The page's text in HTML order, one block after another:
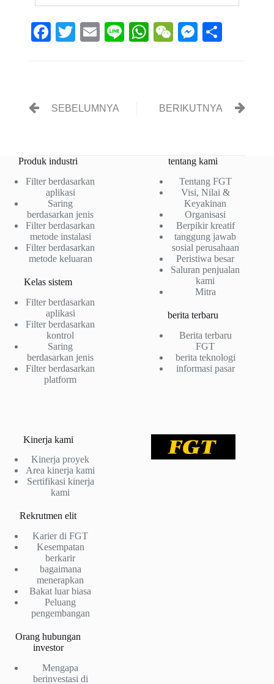
Fa T
E
Li
W
pp
W
t
M
er
SEBELUMNYA BERIKUTNYA
Produk industri
Filter berdasarkan
aplikasi
Saring
berdasarkan jenis
Filter berdasarkan
metode instalasi
Filter berdasarkan
metode keluaran
Kelas sistem
Filter berdasarkan
aplikasi
Filter berdasarkan
kontrol
Saring
berdasarkan jenis
Filter berdasarkan
platform
tentang kami
Tentang FGT
Visi, Nilai &
Keyakinan
Organisasi
Berpikir kreatif
tanggung jawab
sosial perusahaan
Peristiwa besar
Saluran penjualan
kami
Mitra
berita terbaru
Berita terbaru
FGT
berita teknologi
informasi pasar
Kinerja kami
Kinerja proyek
Area kinerja kami
Sertifikasi kinerja
kami
Rekrutmen elit
Karier di FGT
Kesempatan
berkarir
bagaimana
menerapkan
Bakat luar biasa
Peluang
pengembangan
Orang hubungan
investor
Mengapa
berinvestasi di